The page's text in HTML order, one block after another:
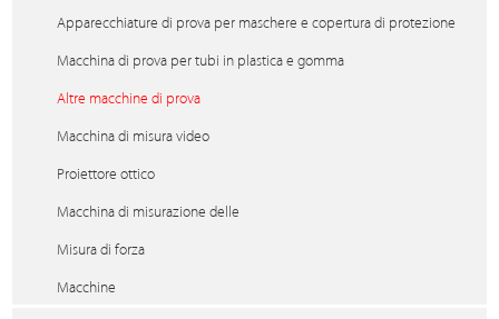
Apparecchiature di prova per maschere e copertura di protezione
Macchina di prova per tubi in plastica e gomma
Altre macchine di prova
Macchina di misura video
Proiettore ottico
Macchina di misurazione delle
Misura di forza
Macchine